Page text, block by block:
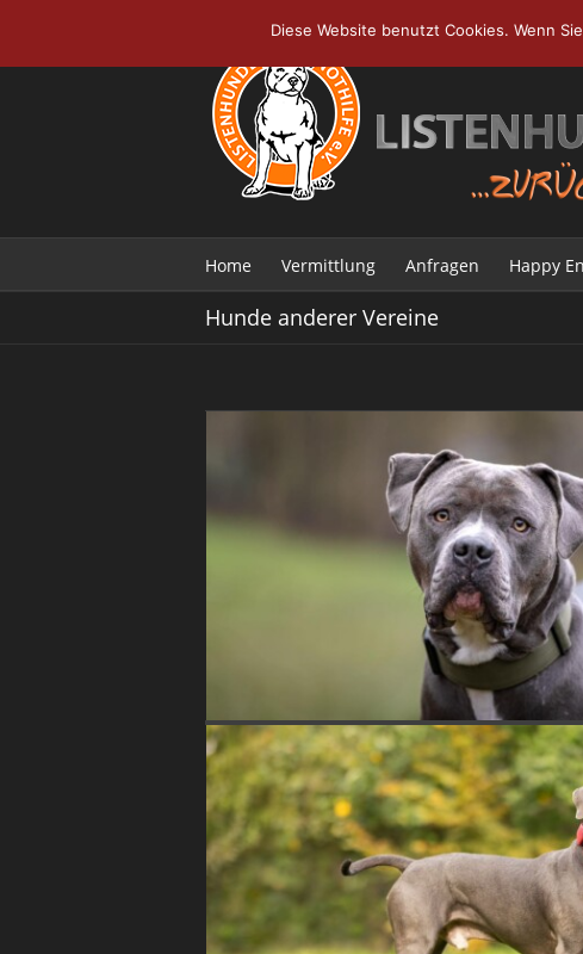
Home Vermittlung Anfragen Happy
Hunde anderer Vereine
Diese Website benutzt Cookies. Wenn